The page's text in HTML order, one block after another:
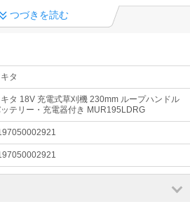
いて ■
しては、各運送会社HPにありますお知
間の作業が行える
転が可能
去
動復帰
つづきを読む
タ
タ 18V 充電式草刈機 230mm ループハンドル
テリー・充電器付き MUR195LDRG